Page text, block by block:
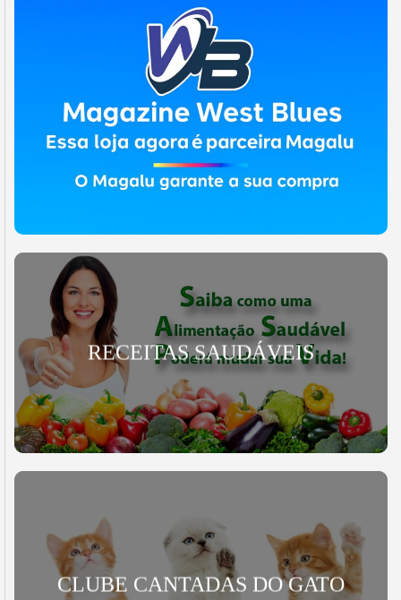
RECEITAS SAUDÁVEIS
CLUBE CANTADAS DO GATO